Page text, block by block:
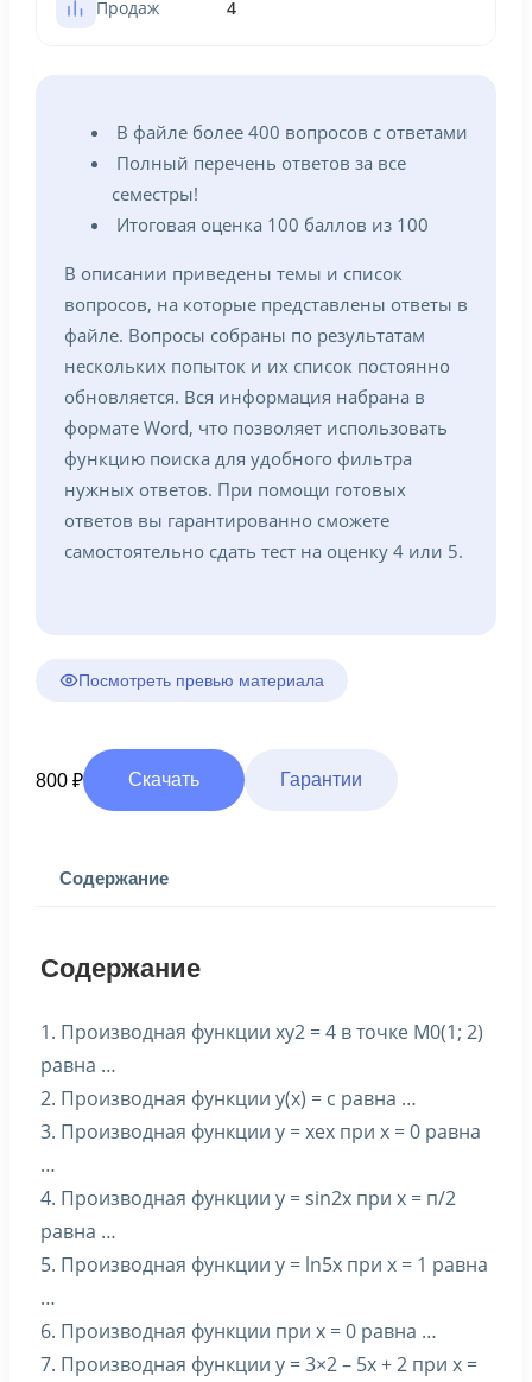
Продаж 4
В файле более 400 вопросов с ответами
Полный перечень ответов за все
семестры!
Итоговая оценка 100 баллов из 100
В описании приведены темы и список
вопросов, на которые представлены ответы в
файле. Вопросы собраны по результатам
нескольких попыток и их список постоянно
обновляется. Вся информация набрана в
формате Word, что позволяет использовать
функцию поиска для удобного фильтра
нужных ответов. При помощи готовых
ответов вы гарантированно сможете
самостоятельно сдать тест на оценку 4 или 5.
Посмотреть превью материала
800 ₽ Скачать Гарантии
Содержание
Содержание
1. Производная функции xy2 = 4 в точке M0(1; 2)
равна …
2. Производная функции у(х) = с равна …
3. Производная функции y = xex при x = 0 равна
…
4. Производная функции y = sin2x при x = п/2
равна …
5. Производная функции y = ln5x при x = 1 равна
…
6. Производная функции при x = 0 равна …
7. Производная функции y = 3×2 – 5x + 2 при x =